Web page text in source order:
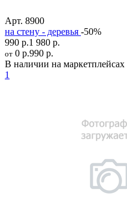
Арт. 8900
на стену - деревья -50%
990 р.1 980 р.
от 0 р.990 р.
В наличии на маркетплейсах
1